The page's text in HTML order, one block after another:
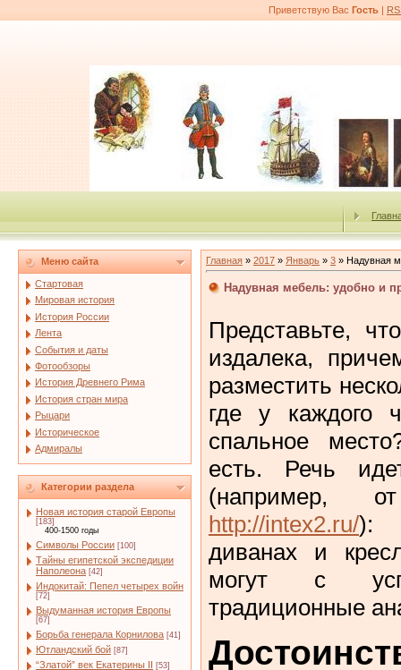
Приветствую Вас Гость |
Меню сайта
Стартовая
Мировая история
История России
Лента
События и даты
Фотообзоры
История Древнего Рима
История стран мира
Рыцари
Историческое
Адмиралы
Категории раздела
Новая история старой Европы
[183]
400-1500 годы
Символы России [100]
Тайны египетской экспедиции
Наполеона [42]
Индокитай: Пепел четырех войн
[72]
Выдуманная история Европы
[67]
Борьба генерала Корнилова [41]
Ютландский бой [87]
“Златой” век Екатерины II [53]
Главная » 2017 » Январь » 3 » Надувная
Надувная мебель: удобно и
Представьте,
издалека,
разместить
где у каждого
спальное
есть. Речь
(например,
http://intex2.ru/):
диванах и
могут с
традиционные